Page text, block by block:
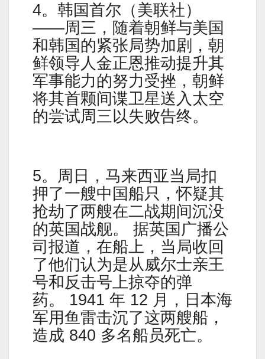
4。韩国首尔（美联社）
——周三，随着朝鲜与美国
和韩国的紧张局势加剧，朝
鲜领导人金正恩推动提升其
军事能力的努力受挫，朝鲜
将其首颗间谍卫星送入太空
的尝试周三以失败告终。
5。周日，马来西亚当局扣
押了一艘中国船只，怀疑其
抢劫了两艘在二战期间沉没
的英国战舰。 据英国广播公
司报道，在船上，当局收回
了他们认为是从威尔士亲王
号和反击号上掠夺的弹
药。 1941 年 12 月，日本海
军用鱼雷击沉了这两艘船，
造成 840 多名船员死亡。